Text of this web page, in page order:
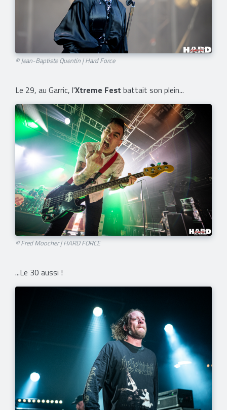
© Jean-Baptiste Quentin | Hard Force
Le 29, au Garric, l'Xtreme Fest battait son plein...
© Fred Moocher | HARD FORCE
...Le 30 aussi !